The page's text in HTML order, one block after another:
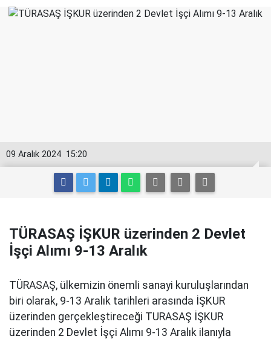
15:20
09 Aralık 2024
TÜRASAŞ İŞKUR üzerinden 2 Devlet
İşçi Alımı 9-13 Aralık
TÜRASAŞ, ülkemizin önemli sanayi kuruluşlarından
biri olarak, 9-13 Aralık tarihleri arasında İŞKUR
üzerinden gerçekleştireceği TURASAŞ İŞKUR
üzerinden 2 Devlet İşçi Alımı 9-13 Aralık ilanıyla